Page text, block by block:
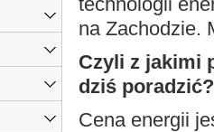
na Zachodzie.
Czyli z jakimi
dziś poradzić?
Cena energii